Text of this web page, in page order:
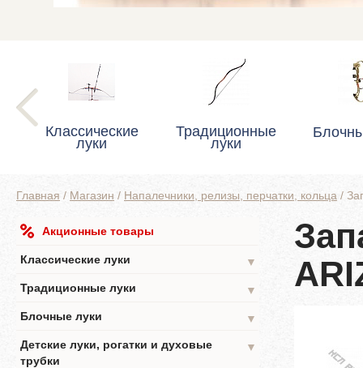
Классические
луки
Традиционные
луки
Главная / Магазин / Напалечники, релизы, перчатки, кольца /
Акционные товары
Классические луки
▼
Традиционные луки
▼
Блочные луки
▼
Детские луки, рогатки и духовые
трубки
▼